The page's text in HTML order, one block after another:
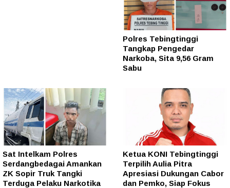
Polres Tebingtinggi
Tangkap Pengedar
Narkoba, Sita 9,56 Gram
Sabu
Sat Intelkam Polres
Serdangbedagai Amankan
ZK Sopir Truk Tangki
Terduga Pelaku Narkotika
Ketua KONI Tebingtinggi
Terpilih Aulia Pitra
Apresiasi Dukungan Cabor
dan Pemko, Siap Fokus